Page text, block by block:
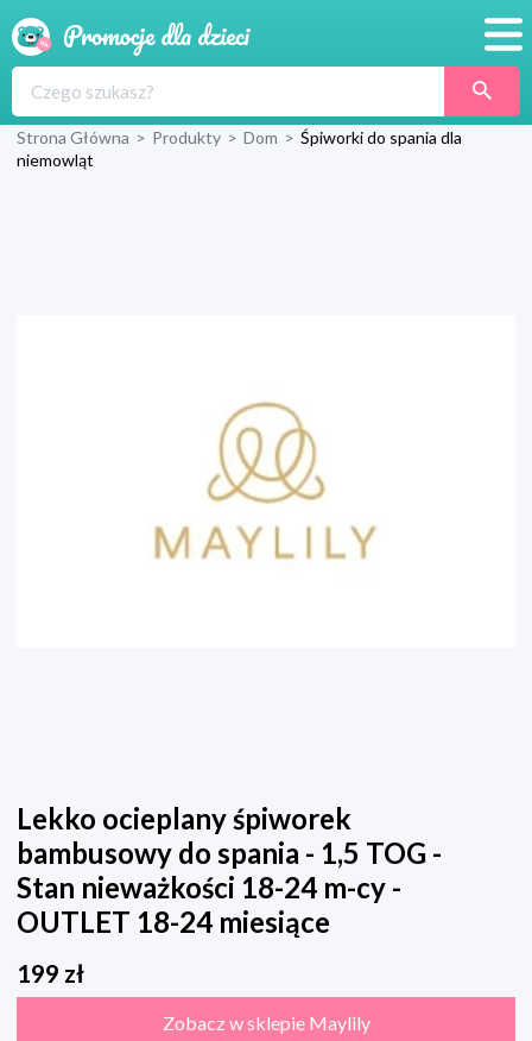
Produkty
Strona Główna > Produkty > Dom > Śpiworki do spania dla
niemowląt
Lekko ocieplany śpiworek
bambusowy do spania - 1,5 TOG -
Stan nieważkości 18-24 m-cy -
OUTLET 18-24 miesiące
199 zł
Zobacz w sklepie Maylily